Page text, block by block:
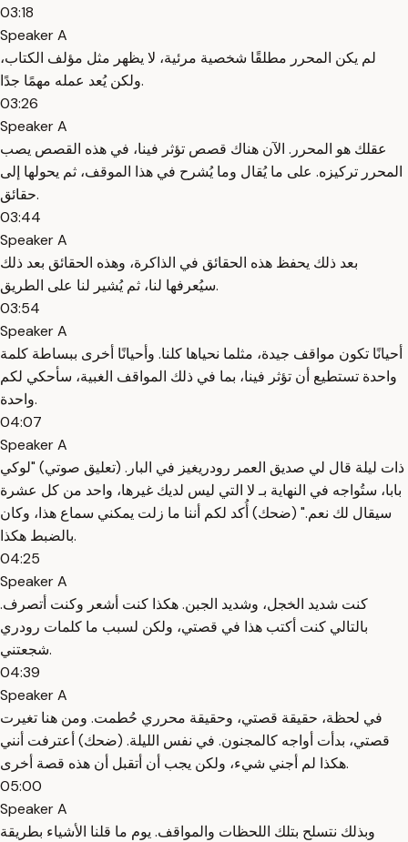
03:18
Speaker A
لم يكن المحرر مطلقًا شخصية مرئية، لا يظهر مثل مؤلف الكتاب،
ولكن يُعد عمله مهمًا جدًا.
03:26
Speaker A
عقلك هو المحرر. الآن هناك قصص تؤثر فينا، في هذه القصص يصب
المحرر تركيزه. على ما يُقال وما يُشرح في هذا الموقف، ثم يحولها إلى
حقائق.
03:44
Speaker A
بعد ذلك يحفظ هذه الحقائق في الذاكرة، وهذه الحقائق بعد ذلك
سيُعرفها لنا، ثم يُشير لنا على الطريق.
03:54
Speaker A
أحيانًا تكون مواقف جيدة، مثلما نحياها كلنا. وأحيانًا أخرى ببساطة كلمة
واحدة تستطيع أن تؤثر فينا، بما في ذلك المواقف الغبية، سأحكي لكم
واحدة.
04:07
Speaker A
ذات ليلة قال لي صديق العمر رودريغيز في البار. (تعليق صوتي) "لوكي
بابا، ستُواجه في النهاية بـ لا التي ليس لديك غيرها، واحد من كل عشرة
سيقال لك نعم." (ضحك) أُكد لكم أننا ما زلت يمكني سماع هذا، وكان
بالضبط هكذا.
04:25
Speaker A
كنت شديد الخجل، وشديد الجبن. هكذا كنت أشعر وكنت أتصرف.
بالتالي كنت أكتب هذا في قصتي، ولكن لسبب ما كلمات رودري
شجعتني.
04:39
Speaker A
في لحظة، حقيقة قصتي، وحقيقة محرري حُطمت. ومن هنا تغيرت
قصتي، بدأت أواجه كالمجنون. في نفس الليلة. (ضحك) أعترفت أنني
هكذا لم أجني شيء، ولكن يجب أن أتقبل أن هذه قصة أخرى.
05:00
Speaker A
وبذلك نتسلح بتلك اللحظات والمواقف. يوم ما قلنا الأشياء بطريقة